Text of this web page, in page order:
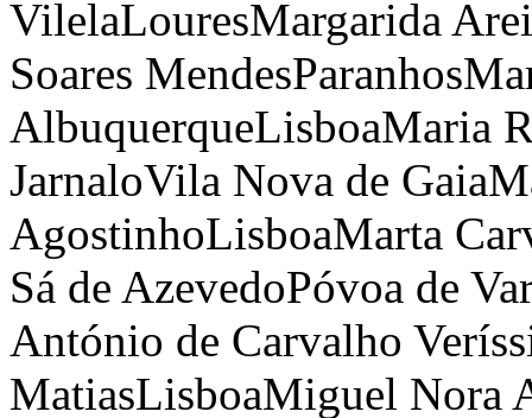
VilelaLouresMargarida
Soares MendesParanhos
AlbuquerqueLisboaMaria
JarnaloVila Nova de Gaia
AgostinhoLisboaMarta
Sá de AzevedoPóvoa de
António de Carvalho
MatiasLisboaMiguel Nora